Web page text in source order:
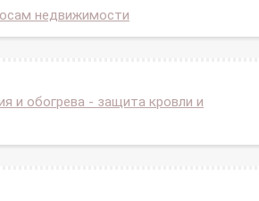
недвижимости
и обогрева - защита кровли и